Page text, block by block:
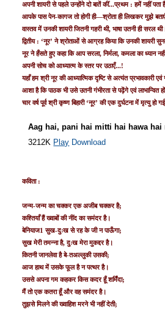
अपनी शायरी से पहले उन्‍होंने दो बातें कीं...प्रथम : हमें नहीं
आपके पास पेन-कागज तो होगी ही—श्रोता ही लिखकर मुझे
वास्‍तव में उनकी शायरी जितनी गहरी थी, भाषा उतनी ही सरल
द्वितीय : ‘नूर’ ने श्रोताओं से आग्रह किया कि उनकी शायरी
नूर ने हँसते हुए कहा कि आप सरला, निर्मला, कमला का ध्‍यान
अपनी सोच को आध्‍यात्‍म के स्‍तर पर उठाएँ...!
यहाँ हम श्री नूर की आध्‍यात्‍मिक दृ‌ष्‍टि से अत्‍यंत प्रभावकारी
आशा है कि पाठक भी उसे उतनी गंभीरता से पढ़ेंगे एवं लाभान्‍वित
चार वर्ष पूर्व श्री कृष्‍ण बिहारी ‘नूर’ की एक दुर्घटना में मृत्‍यु हो
Aag hai, pani hai mitti hai hawa
3212K Play Download
कविता :
जन्‍म-जन्‍म का चक्‍कर एक अजीब चक्‍कर है;
कश्‍तियाँ हैं ख्‍वाबों की नींद का समंदर है।
बेनियाज1 सुख-दुःख से रह के जी न पाऊँगा;
सुख मेरी तमन्‍ना है, दुःख मेरा मुकद्दर है।
कितनी जानलेवा है बे-तअल्‍लुकी उसकी;
आज हाथ में उसके फूल है न पत्‍थर है।
उससे अपना गम कहकर किस कदर हूँ शर्मिंदा;
मैं तो एक कतरा हूँ और वह समंदर है।
तुझसे मिलने की ख्‍वाहिश मरने भी नहीं देती;